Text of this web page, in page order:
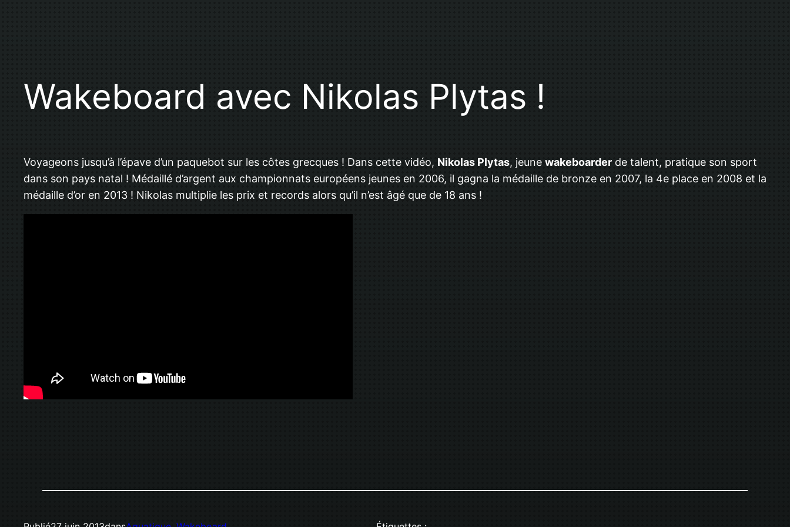
Wakeboard avec Nikolas Plytas !
Voyageons jusqu’à l’épave d’un paquebot sur les côtes grecques ! Dans cette vidéo, Nikolas Plytas, jeune wakeboarder de talent, pratique son sport
dans son pays natal ! Médaillé d’argent aux championnats européens jeunes en 2006, il gagna la médaille de bronze en 2007, la 4e place en 2008 et la
médaille d’or en 2013 ! Nikolas multiplie les prix et records alors qu’il n’est âgé que de 18 ans !